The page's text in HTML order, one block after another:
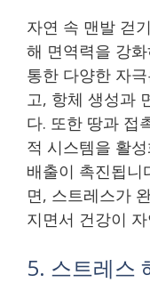
자연 속 맨발 걷
해 면역력을 강
통한 다양한 자
고, 항체 생성과
다. 또한 땅과 접
적 시스템을 활
배출이 촉진됩니
면, 스트레스가
지면서 건강이
5. 스트레스